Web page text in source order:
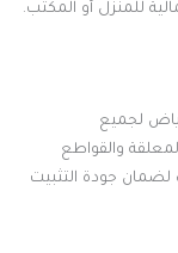
للمنزل أو المكتب.
لجميع
والقواطع
لضمان جودة التثبيت